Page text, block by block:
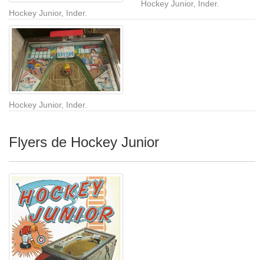
Hockey Junior, Inder.
Hockey Junior, Inder.
Hockey Junior, Inder.
Flyers de Hockey Junior